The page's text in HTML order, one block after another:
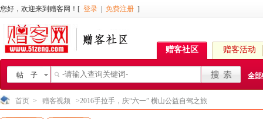
您好，欢迎来到赠客网！[ 登录 免费注册 ]
赠客社区 赠客活动
帖 子 全
首页 > 赠客视频 >2016手拉手，庆“六一” 横山公益自驾之旅